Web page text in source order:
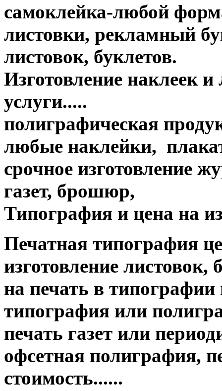
самоклейка-любой
листовки, рекламный
листовок, буклетов.
Изготовление наклеек
услуги.....
полиграфическая
любые наклейки,
срочное изготовление
газет, брошюр,
Типография и цена на
Печатная типография
изготовление листовок,
на печать в
типография или
печать газет или
офсетная полиграфия,
стоимость......